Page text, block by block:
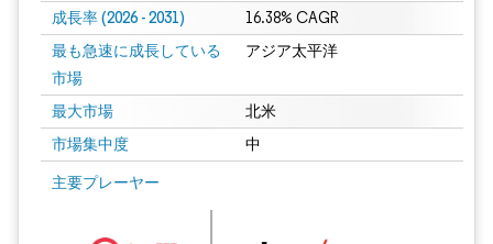
成長率 (2026 - 2031) 16.38% CAGR
最も急速に成長している
市場
アジア太平洋
最大市場 北米
市場集中度 中
主要プレーヤー
画像 © Mordor Intelligence。再利用にはCC BY 4.0の表示が必要です。